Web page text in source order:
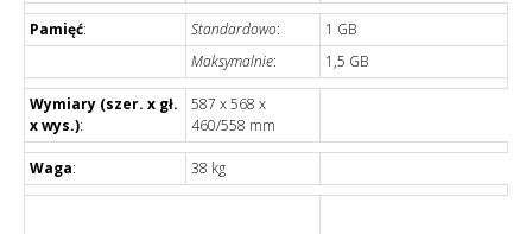
Pamięć: Standardowo:
1 GB
Maksymalnie: 1,5 GB
Wymiary (szer. x gł.
x wys.):
587 x 568 x
460/558 mm
Waga: 38 kg